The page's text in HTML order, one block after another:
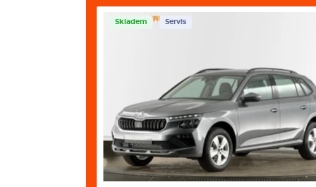
Skladem Servis